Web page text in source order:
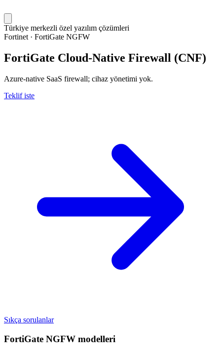
Türkiye merkezli özel yazılım çözümleri
Fortinet · FortiGate NGFW
FortiGate Cloud-Native Firewall (CNF)
Azure-native SaaS firewall; cihaz yönetimi yok.
Teklif iste
Sıkça sorulanlar
FortiGate NGFW modelleri